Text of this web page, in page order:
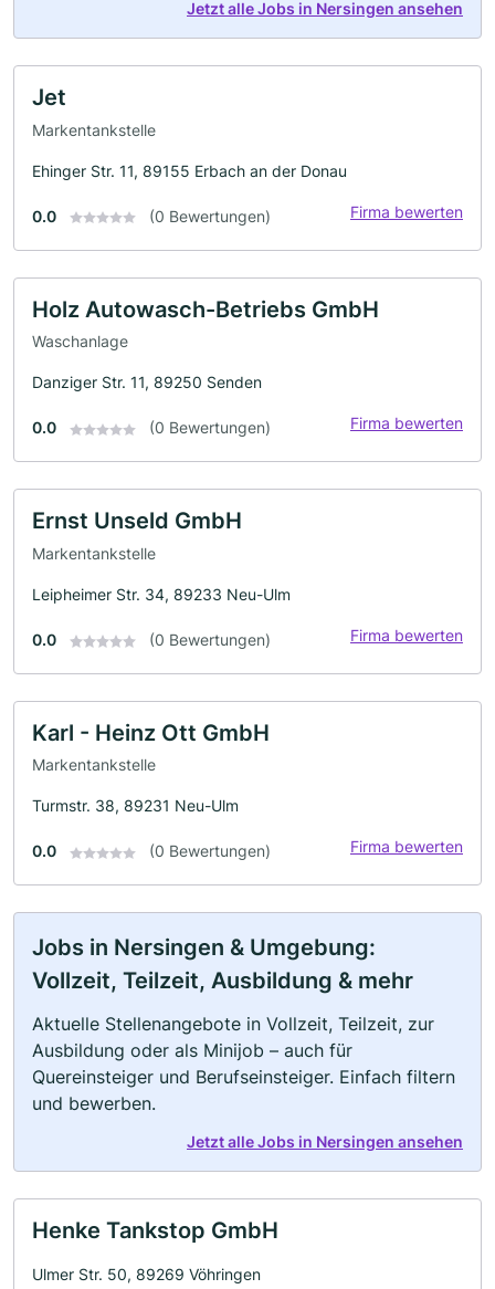
Jetzt alle Jobs in Nersingen ansehen
Jet
Markentankstelle
Ehinger Str. 11, 89155 Erbach an der Donau
0.0 (0 Bewertungen) Firma bewerten
Holz Autowasch-Betriebs GmbH
Waschanlage
Danziger Str. 11, 89250 Senden
0.0 (0 Bewertungen) Firma bewerten
Ernst Unseld GmbH
Markentankstelle
Leipheimer Str. 34, 89233 Neu-Ulm
0.0 (0 Bewertungen) Firma bewerten
Karl - Heinz Ott GmbH
Markentankstelle
Turmstr. 38, 89231 Neu-Ulm
0.0 (0 Bewertungen) Firma bewerten
Jobs in Nersingen & Umgebung:
Vollzeit, Teilzeit, Ausbildung & mehr
Aktuelle Stellenangebote in Vollzeit, Teilzeit, zur
Ausbildung oder als Minijob – auch für
Quereinsteiger und Berufseinsteiger. Einfach filtern
und bewerben.
Jetzt alle Jobs in Nersingen ansehen
Henke Tankstop GmbH
Ulmer Str. 50, 89269 Vöhringen